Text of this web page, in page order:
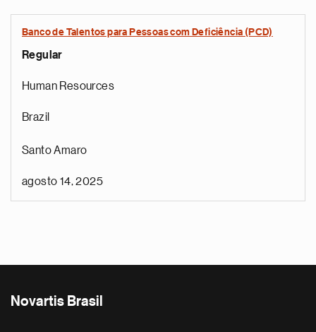
Banco de Talentos para Pessoas com Deficiência (PCD)
Regular
Human Resources
Brazil
Santo Amaro
agosto 14, 2025
Novartis Brasil